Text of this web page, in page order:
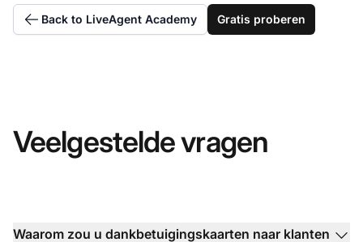
Back to LiveAgent Academy Gratis proberen
Veelgestelde vragen
Waarom zou u dankbetuigingskaarten naar klanten